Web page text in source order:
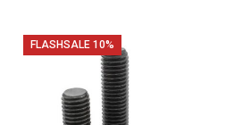
FLASHSALE 10%